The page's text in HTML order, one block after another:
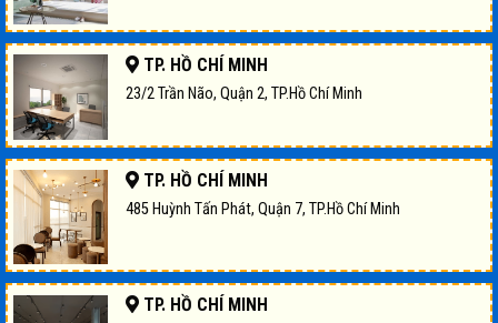
TP. HỒ CHÍ MINH
23/2 Trần Não, Quận 2, TP.Hồ Chí Minh
TP. HỒ CHÍ MINH
485 Huỳnh Tấn Phát, Quận 7, TP.Hồ Chí Minh
TP. HỒ CHÍ MINH